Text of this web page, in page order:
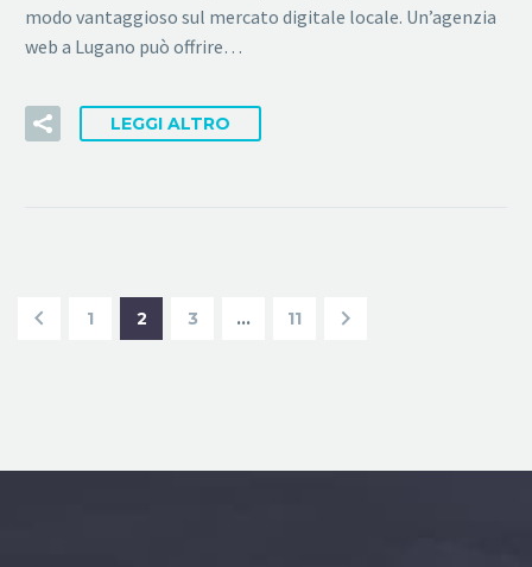
modo vantaggioso sul mercato digitale locale. Un’agenzia
web a Lugano può offrire…
LEGGI ALTRO
1 2 3 … 11